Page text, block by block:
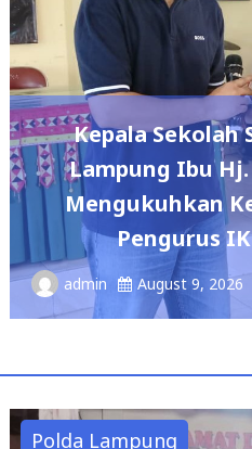
Pd
dan
OJK
admin
Polda Lampung